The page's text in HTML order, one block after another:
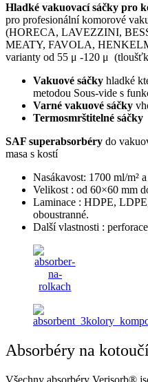
Hladké vakuovací sáčky pro
pro profesionální komorové
(HORECA, LAVEZZINI,
MEATY, FAVOLA,
varianty od 55 μ -120 μ
Vakuové sáčky hladké
metodou Sous-vide s
Varné vakuové sáčky
Termosmrštitelné sáčky
SAF superabsorbéry do
masa s kostí
Nasákavost: 1700 ml/m²
Velikost : od 60×60 mm
Laminace : HDPE,
oboustranné.
Další vlastnosti :
Absorbéry na